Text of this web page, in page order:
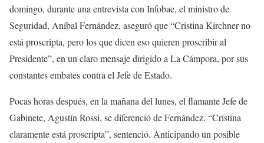
domingo, durante una entrevista con Infobae, el ministro de
Seguridad, Aníbal Fernández, aseguró que “Cristina Kirchner no
está proscripta, pero los que dicen eso quieren proscribir al
Presidente”, en un claro mensaje dirigido a La Cámpora, por sus
constantes embates contra el Jefe de Estado.
Pocas horas después, en la mañana del lunes, el flamante Jefe de
Gabinete, Agustín Rossi, se diferenció de Fernández. “Cristina
claramente está proscripta”, sentenció. Anticipando un posible